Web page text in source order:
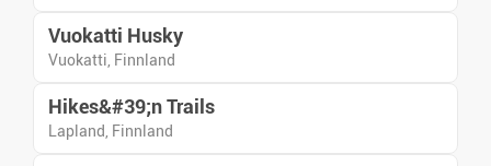
Vuokatti Husky
Vuokatti, Finnland
Hikes&#39;n Trails
Lapland, Finnland